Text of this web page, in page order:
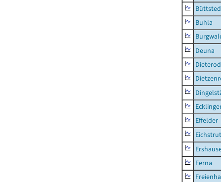
Buhla
Deuna
Effelder
Ferna